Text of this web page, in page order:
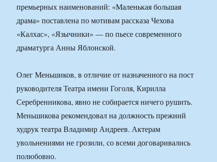
премьерных наименований: «Маленькая большая
драма» поставлена по мотивам рассказа Чехова
«Калхас», «Язычники» — по пьесе современного
драматурга Анны Яблонской.
Олег Меньшиков, в отличие от назначенного на пост
руководителя Театра имени Гоголя, Кирилла
Серебренникова, явно не собирается ничего рушить.
Меньшикова рекомендовал на должность прежний
худрук театра Владимир Андреев. Актерам
увольнениями не грозили, со всеми договаривались
полюбовно.